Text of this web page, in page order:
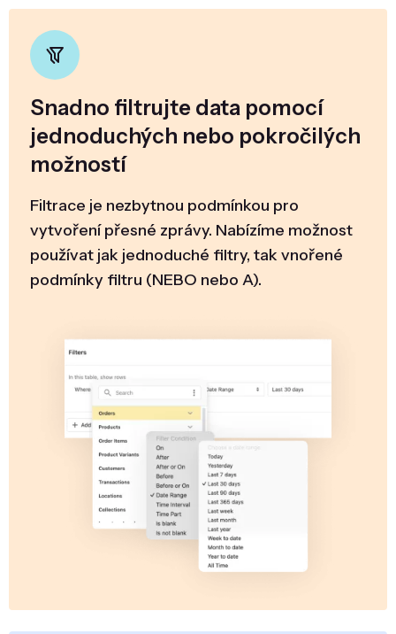
Snadno filtrujte data pomocí
jednoduchých nebo pokročilých
možností
Filtrace je nezbytnou podmínkou pro
vytvoření přesné zprávy. Nabízíme možnost
používat jak jednoduché filtry, tak vnořené
podmínky filtru (NEBO nebo A).